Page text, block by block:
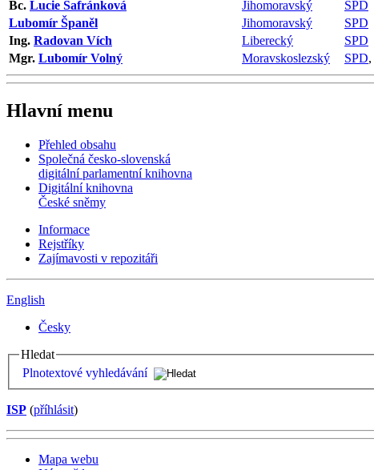
Bc. Lucie Šafránková Jihomoravský SPD
Lubomír Španěl
Jihomoravský SPD
Ing. Radovan Vích Liberecký SPD
Mgr. Lubomír Volný Moravskoslezský SPD,
Hlavní menu
Přehled obsahu
Společná česko-slovenská
digitální parlamentní knihovna
Digitální knihovna
České sněmy
Informace
Rejstříky
Zajímavosti v repozitáři
English
Česky
Hledat
Plnotextové vyhledávání
ISP (příhlásit)
Mapa webu